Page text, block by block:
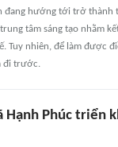
đang hướng tới trở thành
tâm sáng tạo nhằm
Tuy nhiên, để làm được
đi trước.
Hạnh Phúc